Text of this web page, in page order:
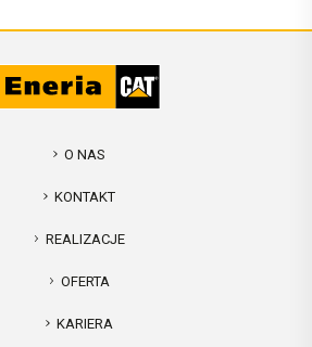
O NAS
KONTAKT
REALIZACJE
OFERTA
KARIERA